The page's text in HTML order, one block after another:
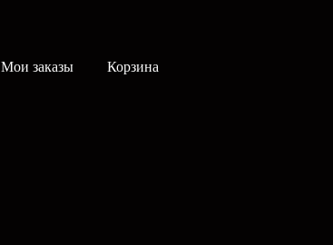
Мои заказы Корзина